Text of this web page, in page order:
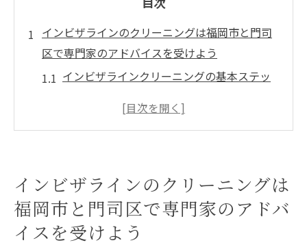
インビザラインのクリーニングは福岡市と門司
区で専門家のアドバイスを受けよう
インビザラインクリーニングの基本ステッ
専門家が教える効果的なクリーニングテク
サービス
クリーニングに関するよくある質問と回答
専門家が推奨するクリーニング用品
インビザラインのクリーニングは
福岡市と門司区で専門家のアドバ
イスを受けよう